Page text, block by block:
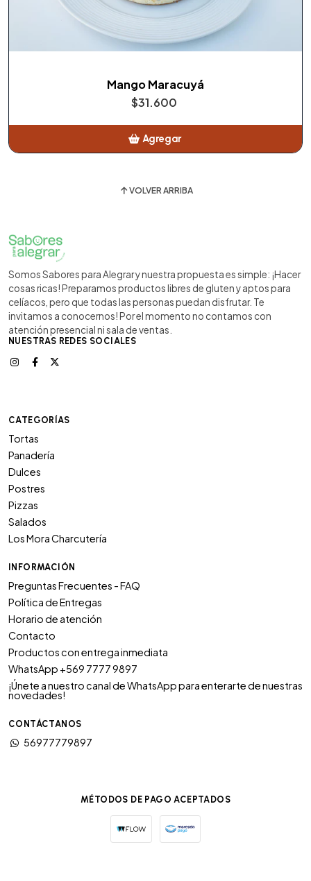
Mango Maracuyá
$31.600
Agregar
VOLVER ARRIBA
Somos Sabores para Alegrar y nuestra propuesta es simple: ¡Hacer
cosas ricas! Preparamos productos libres de gluten y aptos para
celíacos, pero que todas las personas puedan disfrutar. Te
invitamos a conocernos! Por el momento no contamos con
atención presencial ni sala de ventas.
NUESTRAS REDES SOCIALES
CATEGORÍAS
Tortas
Panadería
Dulces
Postres
Pizzas
Salados
Los Mora Charcutería
INFORMACIÓN
Preguntas Frecuentes - FAQ
Política de Entregas
Horario de atención
Contacto
Productos con entrega inmediata
WhatsApp +569 7777 9897
¡Únete a nuestro canal de WhatsApp para enterarte de nuestras
novedades!
CONTÁCTANOS
56977779897
MÉTODOS DE PAGO ACEPTADOS